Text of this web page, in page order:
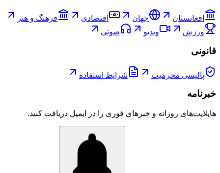
افغانستان جهان اقتصادی
فرهنگ و هنر
ورزش
ویدیو صوتی
قانونی
پالیسی محرمیت شرایط استفاده
خبرنامه
هایلایت‌های روزانه و خبرهای فوری را در ایمیل دریافت کنید.